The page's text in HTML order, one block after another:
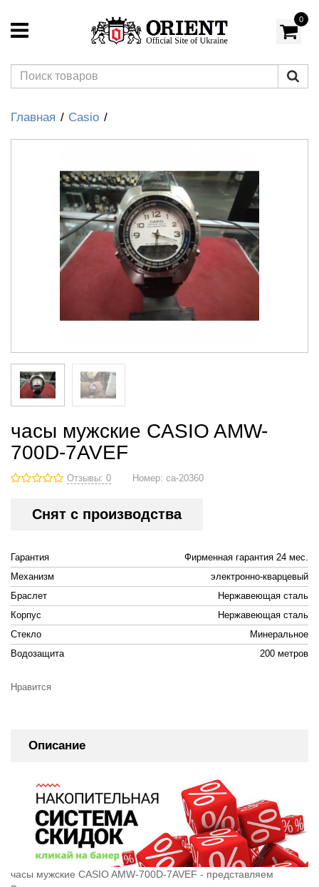
0
Главная Casio
часы мужские CASIO AMW-
700D-7AVEF
Отзывы: 0 Номер: ca-20360
Снят с производства
Гарантия
Фирменная гарантия 24 мес.
Механизм
электронно-кварцевый
Браслет
Нержавеющая сталь
Корпус
Нержавеющая сталь
Стекло
Минеральное
Водозащита
200 метров
Нравится
Описание
часы мужские CASIO AMW-700D-7AVEF - представляем